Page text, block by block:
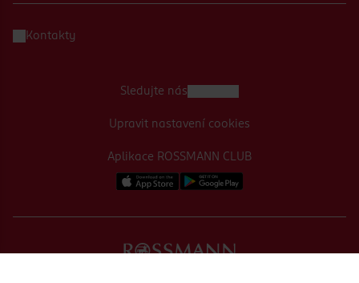
Kontakty
Aplikace ROSSMANN CLUB
Sledujte nás
Upravit nastavení cookies